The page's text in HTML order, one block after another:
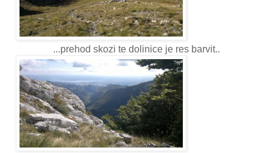
...prehod skozi te dolinice je res barvit..